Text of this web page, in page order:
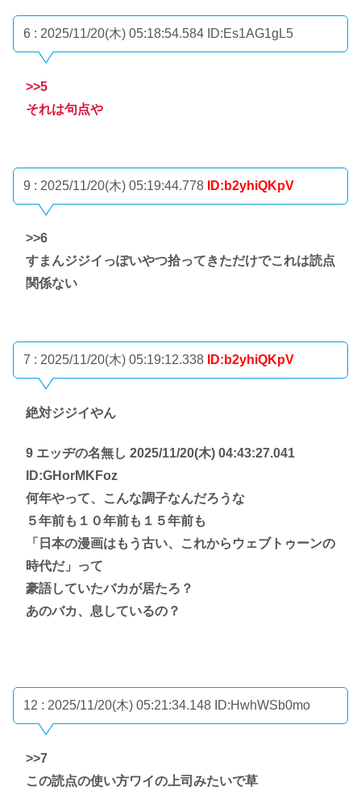
6 : 2025/11/20(木) 05:18:54.584 ID:Es1AG1gL5
>>5
それは句点や
9 : 2025/11/20(木) 05:19:44.778 ID:b2yhiQKpV
>>6
すまんジジイっぽいやつ拾ってきただけでこれは読点
関係ない
7 : 2025/11/20(木) 05:19:12.338 ID:b2yhiQKpV
絶対ジジイやん
9 エッヂの名無し 2025/11/20(木) 04:43:27.041
ID:GHorMKFoz
何年やって、こんな調子なんだろうな
５年前も１０年前も１５年前も
「日本の漫画はもう古い、これからウェブトゥーンの
時代だ」って
豪語していたバカが居たろ？
あのバカ、息しているの？
12 : 2025/11/20(木) 05:21:34.148 ID:HwhWSb0mo
>>7
この読点の使い方ワイの上司みたいで草